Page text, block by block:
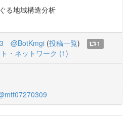
る地域構造分析
@BotKmgi (投稿一覧)
1
・ネットワーク (1)